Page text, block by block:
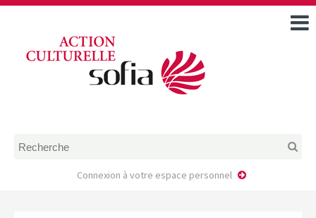
DOSSIERS DE DEMANDE
Connexion à votre espace personnel